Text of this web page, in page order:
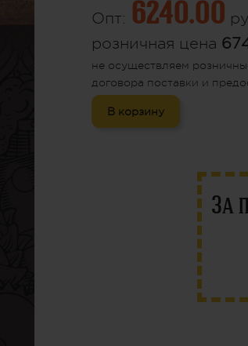
Опт: 6240.00
розничная цена
не осуществляем
договора поставки и
В корзину
За